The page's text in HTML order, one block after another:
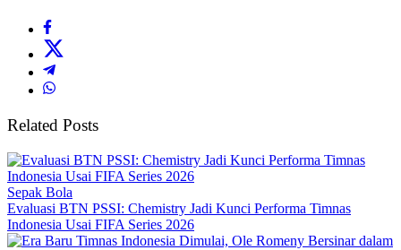
Related Posts
Sepak Bola
Evaluasi BTN PSSI: Chemistry Jadi Kunci Performa Timnas
Indonesia Usai FIFA Series 2026